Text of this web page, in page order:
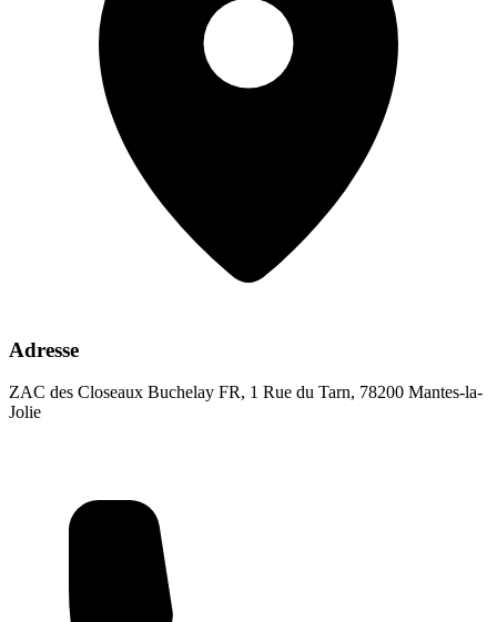
Adresse
ZAC des Closeaux Buchelay FR, 1 Rue du Tarn, 78200 Mantes-la-
Jolie